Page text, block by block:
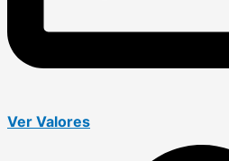
Ver Valores